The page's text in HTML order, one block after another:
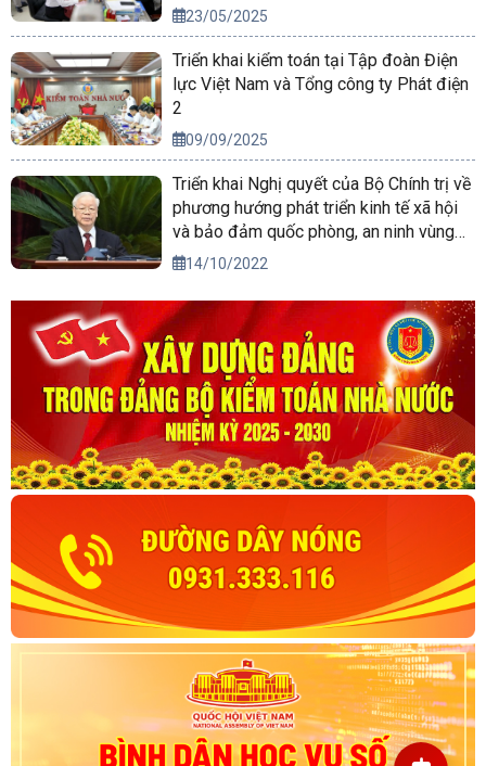
23/05/2025
Triển khai kiểm toán tại Tập đoàn Điện
lực Việt Nam và Tổng công ty Phát điện
2
09/09/2025
Triển khai Nghị quyết của Bộ Chính trị về
phương hướng phát triển kinh tế xã hội
và bảo đảm quốc phòng, an ninh vùng
Tây Nguyên đến năm 2030, tầm nhìn
14/10/2022